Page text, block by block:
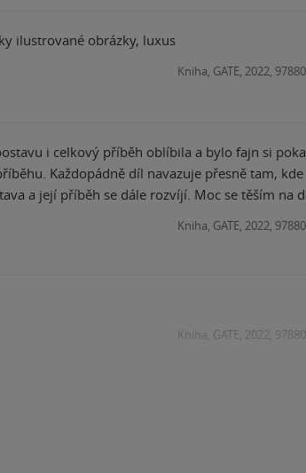
ilustrované obrázky, luxus
Kniha, GATE, 2022,
i celkový příběh oblíbila a bylo fajn si
Každopádně díl navazuje přesně tam, kde
a její příběh se dále rozvíjí. Moc se těším na
Kniha, GATE, 2022,
Kniha, GATE, 2022,